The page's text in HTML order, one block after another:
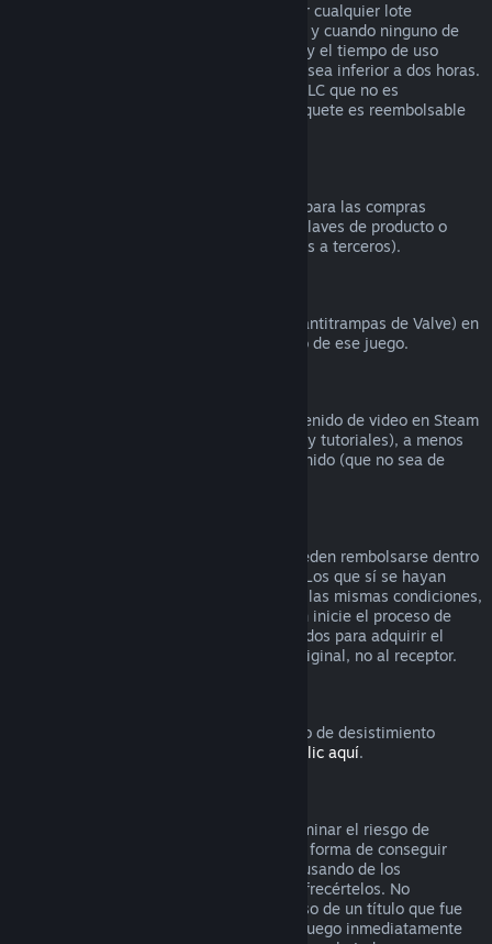
Puedes recibir un reembolso completo por cualquier lote
comprado en la tienda de Steam, siempre y cuando ninguno de
los artículos del lote se haya transferido, y el tiempo de uso
combinado de todos los artículos del lote sea inferior a dos horas.
Si un lote incluye un artículo de juego o DLC que no es
reembolsable, Steam te dirá si todo el paquete es reembolsable
Valve no puede proporcionar reembolsos para las compras
realizadas fuera de Steam (por ejemplo, claves de producto o
tarjetas de la Cartera de Steam compradas a terceros).
Si te han bloqueado por VAC (el sistema antitrampas de Valve) en
un juego, pierdes el derecho al reembolso de ese juego.
No podemos ofrecer reembolsos por contenido de video en Steam
(p. ej., películas, cortos, series, episodios y tutoriales), a menos
que el video venga en lote con otro contenido (que no sea de
Los regalos que no se hayan activado pueden rembolsarse dentro
del período estándar de 14 días/2 horas. Los que sí se hayan
activado también pueden rembolsarse en las mismas condiciones,
pero debe ser el receptor del regalo quien inicie el proceso de
rembolso. En este caso, los fondos utilizados para adquirir el
regalo le serán devueltos al comprador original, no al receptor.
Si quieres saber cómo funciona el derecho de desistimiento
haz clic aquí.
Los reembolsos están diseñados para eliminar el riesgo de
compra de títulos en Steam, no como una forma de conseguir
juegos gratis. Si nos parece que estás abusando de los
reembolsos, es posible que dejemos de ofrecértelos. No
consideramos abuso solicitar un reembolso de un título que fue
comprado justo antes de unas rebajas si luego inmediatamente